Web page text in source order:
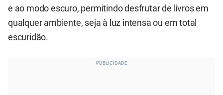
e ao modo escuro, permitindo desfrutar de livros em
qualquer ambiente, seja à luz intensa ou em total
escuridão.